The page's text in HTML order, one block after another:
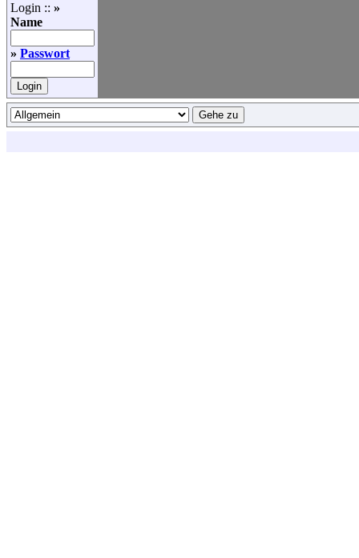
Login :: »
Name
» Passwort